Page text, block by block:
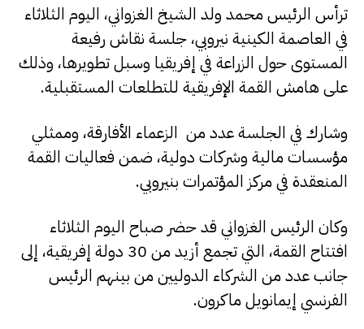
ترأس الرئيس محمد ولد الشيخ الغزواني، اليوم الثلاثاء
في العاصمة الكينية نيروبي، جلسة نقاش رفيعة
المستوى حول الزراعة في إفريقيا وسبل تطويرها، وذلك
على هامش القمة الإفريقية للتطلعات المستقبلية.
وشارك في الجلسة عدد من الزعماء الأفارقة، وممثلي
مؤسسات مالية وشركات دولية، ضمن فعاليات القمة
المنعقدة في مركز المؤتمرات بنيروبي.
وكان الرئيس الغزواني قد حضر صباح اليوم الثلاثاء
افتتاح القمة، التي تجمع أزيد من 30 دولة إفريقية، إلى
جانب عدد من الشركاء الدوليين من بينهم الرئيس
الفرنسي إيمانويل ماكرون.